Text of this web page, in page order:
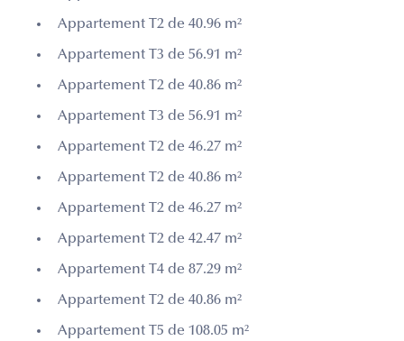
Appartement T2 de 40.96 m²
Appartement T3 de 56.91 m²
Appartement T2 de 40.86 m²
Appartement T3 de 56.91 m²
Appartement T2 de 46.27 m²
Appartement T2 de 40.86 m²
Appartement T2 de 46.27 m²
Appartement T2 de 42.47 m²
Appartement T4 de 87.29 m²
Appartement T2 de 40.86 m²
Appartement T5 de 108.05 m²